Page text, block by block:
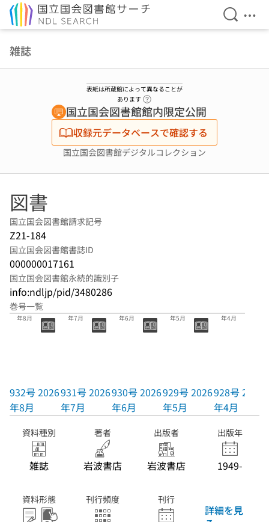
検索を
メ
雑誌
表紙は所蔵館によって異なることが
あります
国立国会図書館館内限定公開
収録元データベースで確認する
国立国会図書館デジタルコレクション
図書
国立国会図書館請求記号
Z21-184
国立国会図書館書誌ID
000000017161
国立国会図書館永続的識別子
info:ndljp/pid/3480286
巻号一覧
932号 2026
年8月
932号 2026
年8月
年7月
931号 2026
年7月
年6月
930号 2026
年6月
年5月
929号 2026
年5月
年4月
928号 2026
年4月
資料種別
雑誌
著者
岩波書店
出版者
岩波書店
出版年
1949-
資料形態 刊行頻度 刊行
詳細を見